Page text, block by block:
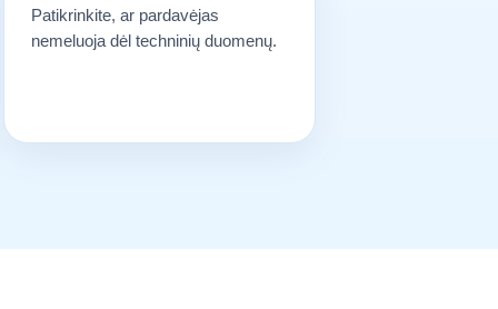
Patikrinkite, ar pardavėjas
nemeluoja dėl techninių duomenų.